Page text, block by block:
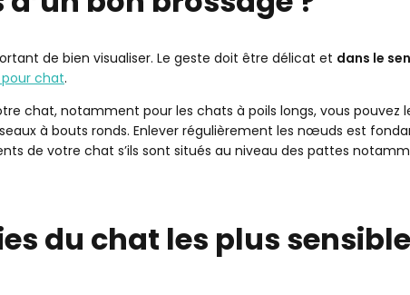
de bien visualiser. Le geste doit être délicat et dans le
chat.
chat, notamment pour les chats à poils longs, vous pouvez
à bouts ronds. Enlever régulièrement les nœuds est
de votre chat s’ils sont situés au niveau des pattes
du chat les plus